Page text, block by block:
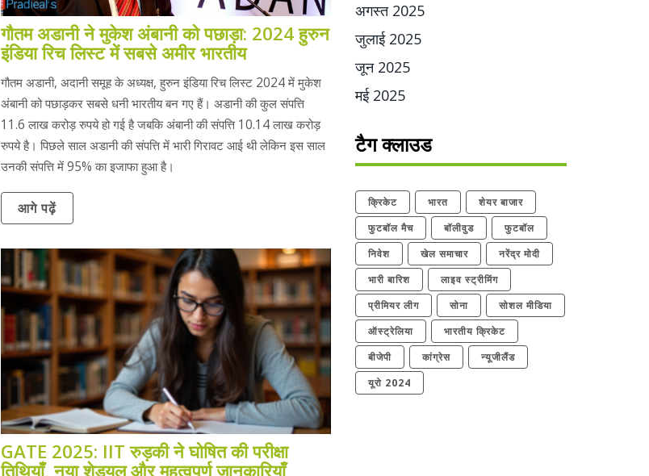
गौतम अडानी ने मुकेश अंबानी को पछाड़ा: 2024 हुरुन
इंडिया रिच लिस्ट में सबसे अमीर भारतीय
गौतम अडानी, अदानी समूह के अध्यक्ष, हुरुन इंडिया रिच लिस्ट 2024 में मुकेश
अंबानी को पछाड़कर सबसे धनी भारतीय बन गए हैं। अडानी की कुल संपत्ति
11.6 लाख करोड़ रुपये हो गई है जबकि अंबानी की संपत्ति 10.14 लाख करोड़
रुपये है। पिछले साल अडानी की संपत्ति में भारी गिरावट आई थी लेकिन इस साल
उनकी संपत्ति में 95% का इजाफा हुआ है।
आगे पढ़ें
GATE 2025: IIT रुड़की ने घोषित की परीक्षा
अगस्त 2025
जुलाई 2025
जून 2025
मई 2025
टैग क्लाउड
क्रिकेट भारत
शेयर बाजार
फुटबॉल मैच
बॉलीवुड
फुटबॉल
निवेश
खेल समाचार
नरेंद्र मोदी
भारी बारिश
लाइव स्ट्रीमिंग
प्रीमियर लीग
सोना
सोशल मीडिया
ऑस्ट्रेलिया
भारतीय क्रिकेट
बीजेपी
कांग्रेस
न्यूजीलैंड
यूरो 2024